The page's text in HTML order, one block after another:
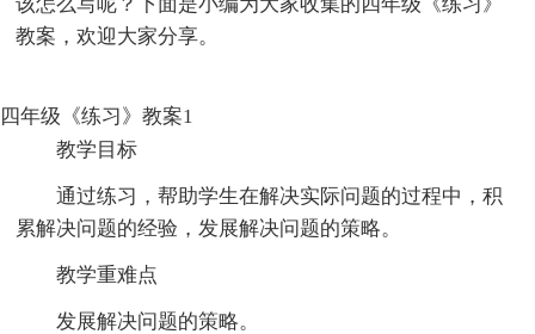
教案，欢迎大家分享。
四年级《练习》教案1
教学目标
通过练习，帮助学生在解决实际问题的过程中，积
累解决问题的经验，发展解决问题的策略。
教学重难点
发展解决问题的策略。